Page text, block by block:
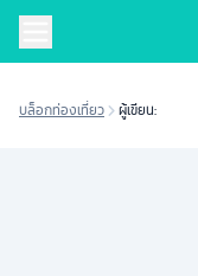
บล็อกท่องเที่ยว ผู้เขียน: